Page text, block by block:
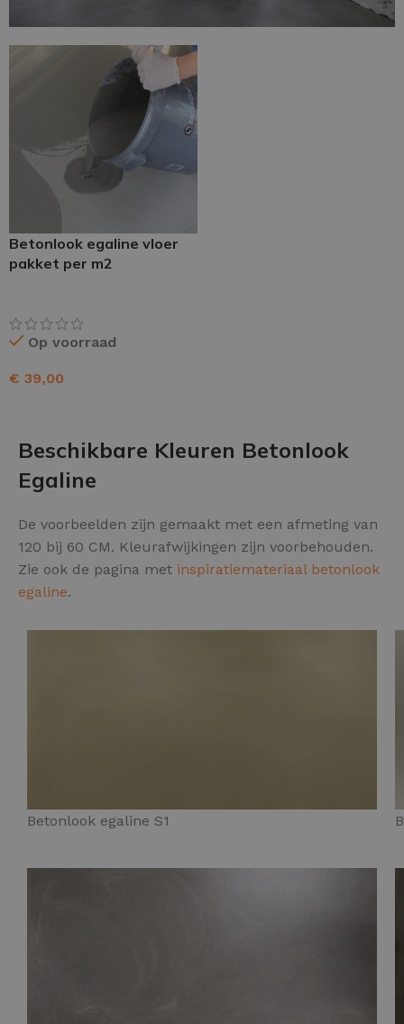
Betonlook egaline vloer
pakket per m2
Op voorraad
€ 39,00
Beschikbare Kleuren Betonlook
Egaline
De voorbeelden zijn gemaakt met een afmeting van
120 bij 60 CM. Kleurafwijkingen zijn voorbehouden.
Zie ook de pagina met inspiratiemateriaal betonlook
egaline.
Betonlook egaline S1